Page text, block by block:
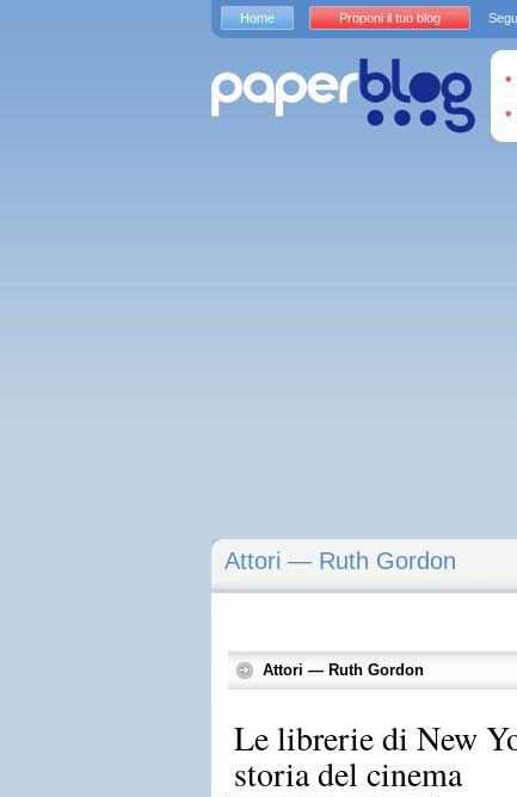
Attori — Ruth Gordon
Attori — Ruth Gordon
Le librerie di New
storia del cinema
Home Proponi il tuo blog